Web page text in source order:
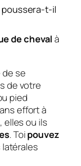
poussera-t-il
de chevalà
se
de votre
pied
effort à
, elles ou ils
. Toipouvez